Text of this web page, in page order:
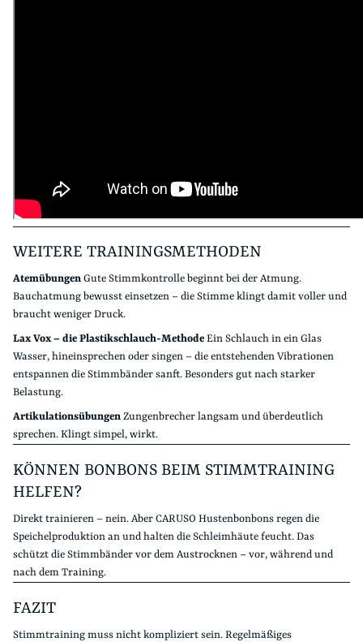
WEITERE TRAININGSMETHODEN
Atemübungen Gute Stimmkontrolle beginnt bei der Atmung.
Bauchatmung bewusst einsetzen – die Stimme klingt damit voller und
braucht weniger Druck.
Lax Vox – die Plastikschlauch-Methode Ein Schlauch in ein Glas
Wasser, hineinsprechen oder singen – die entstehenden Vibrationen
entspannen die Stimmbänder sanft. Besonders gut nach starker
Belastung.
Artikulationsübungen Zungenbrecher langsam und überdeutlich
sprechen. Klingt simpel, wirkt.
KÖNNEN BONBONS BEIM STIMMTRAINING
HELFEN?
Direkt trainieren – nein. Aber CARUSO Hustenbonbons regen die
Speichelproduktion an und halten die Schleimhäute feucht. Das
schützt die Stimmbänder vor dem Austrocknen – vor, während und
nach dem Training.
FAZIT
Stimmtraining muss nicht kompliziert sein. Regelmäßiges